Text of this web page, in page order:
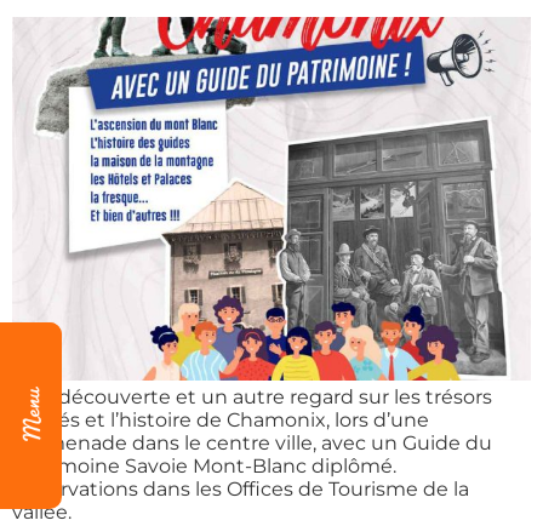
Une découverte et un autre regard sur les trésors
cachés et l’histoire de Chamonix, lors d’une
promenade dans le centre ville, avec un Guide du
Patrimoine Savoie Mont-Blanc diplômé.
Réservations dans les Offices de Tourisme de la
vallée.